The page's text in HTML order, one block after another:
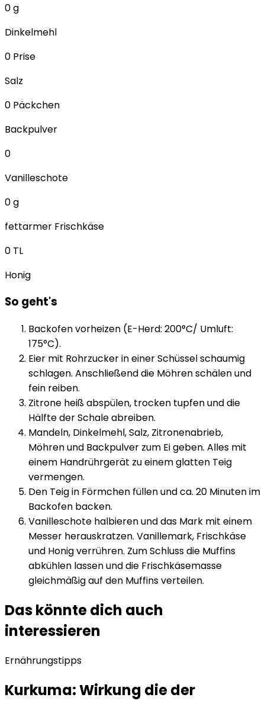
0g
Dinkelmehl
0 Prise
Salz
0 Päckchen
Backpulver
0
Vanilleschote
0g
fettarmer Frischkäse
0 TL
Honig
So geht's
Backofen vorheizen (E-Herd: 200°C/ Umluft:
175°C).
Eier mit Rohrzucker in einer Schüssel schaumig
schlagen. Anschließend die Möhren schälen und
fein reiben.
Zitrone heiß abspülen, trocken tupfen und die
Hälfte der Schale abreiben.
Mandeln, Dinkelmehl, Salz, Zitronenabrieb,
Möhren und Backpulver zum Ei geben. Alles mit
einem Handrührgerät zu einem glatten Teig
vermengen.
Den Teig in Förmchen füllen und ca. 20 Minuten im
Backofen backen.
Vanilleschote halbieren und das Mark mit einem
Messer herauskratzen. Vanillemark, Frischkäse
und Honig verrühren. Zum Schluss die Muffins
abkühlen lassen und die Frischkäsemasse
gleichmäßig auf den Muffins verteilen.
Das könnte dich auch
interessieren
Ernährungstipps
Kurkuma: Wirkung die der